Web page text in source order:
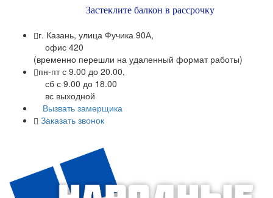
Застеклите балкон в рассрочку
г. Казань, улица Фучика 90А,
офис 420
(временно перешли на удаленный формат работы)
пн-пт с 9.00 до 20.00,
сб с 9.00 до 18.00
вс выходной
Вызвать замерщика
Заказать звонок